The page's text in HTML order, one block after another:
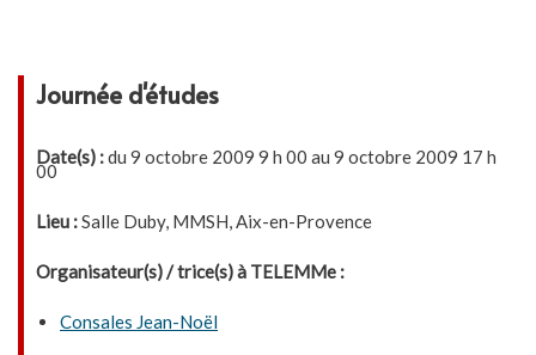
Journée d'études
Date(s) :du 9 octobre 2009 9 h 00 au 9 octobre 2009 17 h
00
Lieu :Salle Duby, MMSH, Aix-en-Provence
Organisateur(s) / trice(s) à TELEMMe :
Consales Jean-Noël